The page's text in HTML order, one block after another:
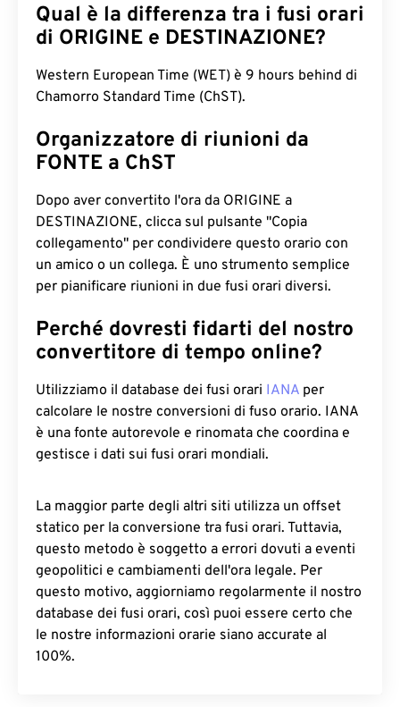
Qual è la differenza tra i fusi orari
di ORIGINE e DESTINAZIONE?
Western European Time (WET) è 9 hours behind di
Chamorro Standard Time (ChST).
Organizzatore di riunioni da
FONTE a ChST
Dopo aver convertito l'ora da ORIGINE a
DESTINAZIONE, clicca sul pulsante "Copia
collegamento" per condividere questo orario con
un amico o un collega. È uno strumento semplice
per pianificare riunioni in due fusi orari diversi.
Perché dovresti fidarti del nostro
convertitore di tempo online?
Utilizziamo il database dei fusi orari IANA per
calcolare le nostre conversioni di fuso orario. IANA
è una fonte autorevole e rinomata che coordina e
gestisce i dati sui fusi orari mondiali.
La maggior parte degli altri siti utilizza un offset
statico per la conversione tra fusi orari. Tuttavia,
questo metodo è soggetto a errori dovuti a eventi
geopolitici e cambiamenti dell'ora legale. Per
questo motivo, aggiorniamo regolarmente il nostro
database dei fusi orari, così puoi essere certo che
le nostre informazioni orarie siano accurate al
100%.